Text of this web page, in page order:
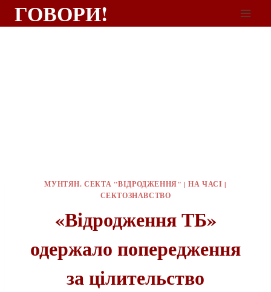
ГОВОРИ!
МУНТЯН. СЕКТА "ВІДРОДЖЕННЯ" |НА ЧАСІ |
СЕКТОЗНАВСТВО
«Відродження ТБ»
одержало попередження
за цілительство